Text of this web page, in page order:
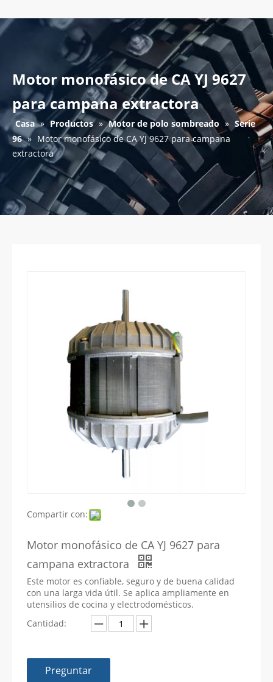
Motor monofásico de CA YJ 9627
para campana extractora
Casa » Productos » Motor de polo sombreado » Serie
96 » Motor monofásico de CA YJ 9627 para campana
extractora
Compartir con:
Motor monofásico de CA YJ 9627 para
campana extractora
Este motor es confiable, seguro y de buena calidad
con una larga vida útil. Se aplica ampliamente en
utensilios de cocina y electrodomésticos.
Cantidad:
Preguntar